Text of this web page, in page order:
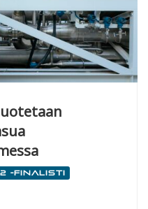
-finalisti